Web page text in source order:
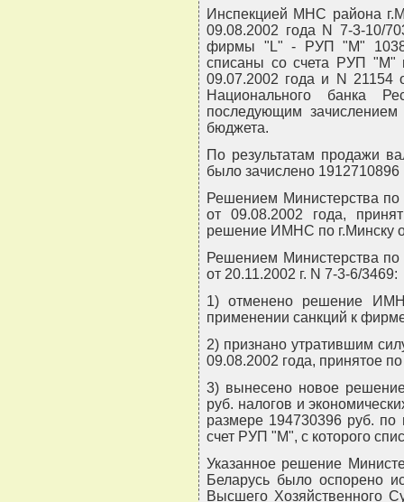
Инспекцией МНС района
09.08.2002 года N 7-3-10/
фирмы "L" - РУП "М"
списаны со счета РУП "М"
09.07.2002 года и N 21154
Национального банка
последующим
бюджета.
По результатам продажи
было зачислено 1912710896
Решением Министерства по
от 09.08.2002 года,
решение ИМНС по г.Минску
Решением Министерства по
от 20.11.2002 г. N 7-3-6/3469:
1) отменено решение
применении санкций к
2) признано утратившим
09.08.2002 года, принятое
3) вынесено новое
руб. налогов и
размере 194730396 руб.
счет РУП "М", с которого
Указанное решение
Беларусь было оспорено
Высшего Хозяйственного